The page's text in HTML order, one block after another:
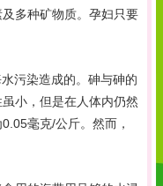
多种矿物质。 孕妇只要
污染造成的。砷与砷的
小，但是在人体内仍然
毫克/公斤。然而，